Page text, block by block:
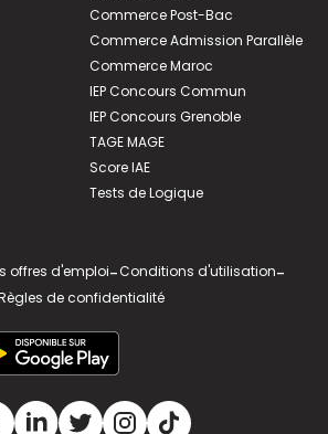
Commerce Post-Bac
Commerce Admission Parallèle
Commerce Maroc
IEP Concours Commun
IEP Concours Grenoble
TAGE MAGE
Score IAE
Tests de Logique
offres d'emploi-Conditions d'utilisation-
de confidentialité